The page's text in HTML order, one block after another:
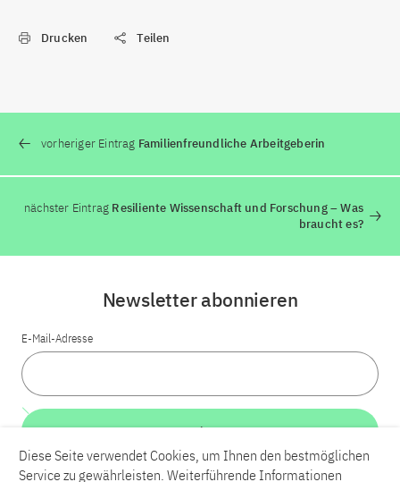
Drucken Teilen
vorheriger Eintrag Familienfreundliche Arbeitgeberin
nächster Eintrag Resiliente Wissenschaft und Forschung – Was
braucht es?
Newsletter abonnieren
E-Mail-Adresse
Weiter
Diese Seite verwendet Cookies, um Ihnen den bestmöglichen
Service zu gewährleisten. Weiterführende Informationen